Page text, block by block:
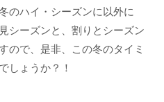
のハイ・シーズンに以外に
シーズンと、割りとシーズン
ので、是非、この冬のタイミ
しょうか？！